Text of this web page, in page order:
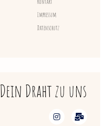
Impressum
Datenschutz
Dein Draht zu uns